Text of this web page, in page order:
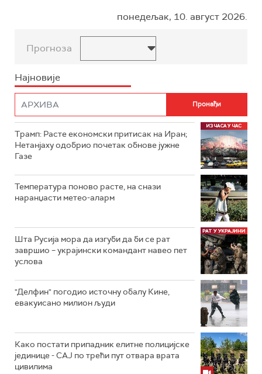
понедељак, 10. август 2026.
Прогноза
Најновије
Трамп: Расте економски притисак на Иран;
Нетанјаху одобрио почетак обнове јужне
Газе
Температура поново расте, на снази
наранџасти метео-аларм
Шта Русија мора да изгуби да би се рат
завршио – украјински командант навео пет
услова
"Делфин" погодио источну обалу Кине,
евакуисано милион људи
Како постати припадник елитне полицијске
јединице - СAJ по трећи пут отвара врата
цивилима